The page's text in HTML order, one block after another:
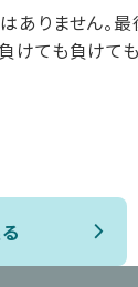
りません。最
けても負けて